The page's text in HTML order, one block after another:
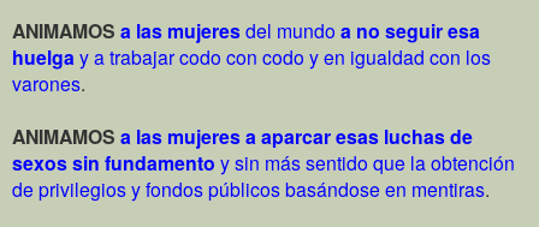
ANIMAMOS a las mujeresdel mundo a no seguir esa
huelgay a trabajar codo con codo y en igualdad con los
varones.
ANIMAMOS a las mujeresa aparcar esas luchas de
sexos sin fundamento y sin más sentido que la obtención
de privilegios y fondos públicos basándose en mentiras.